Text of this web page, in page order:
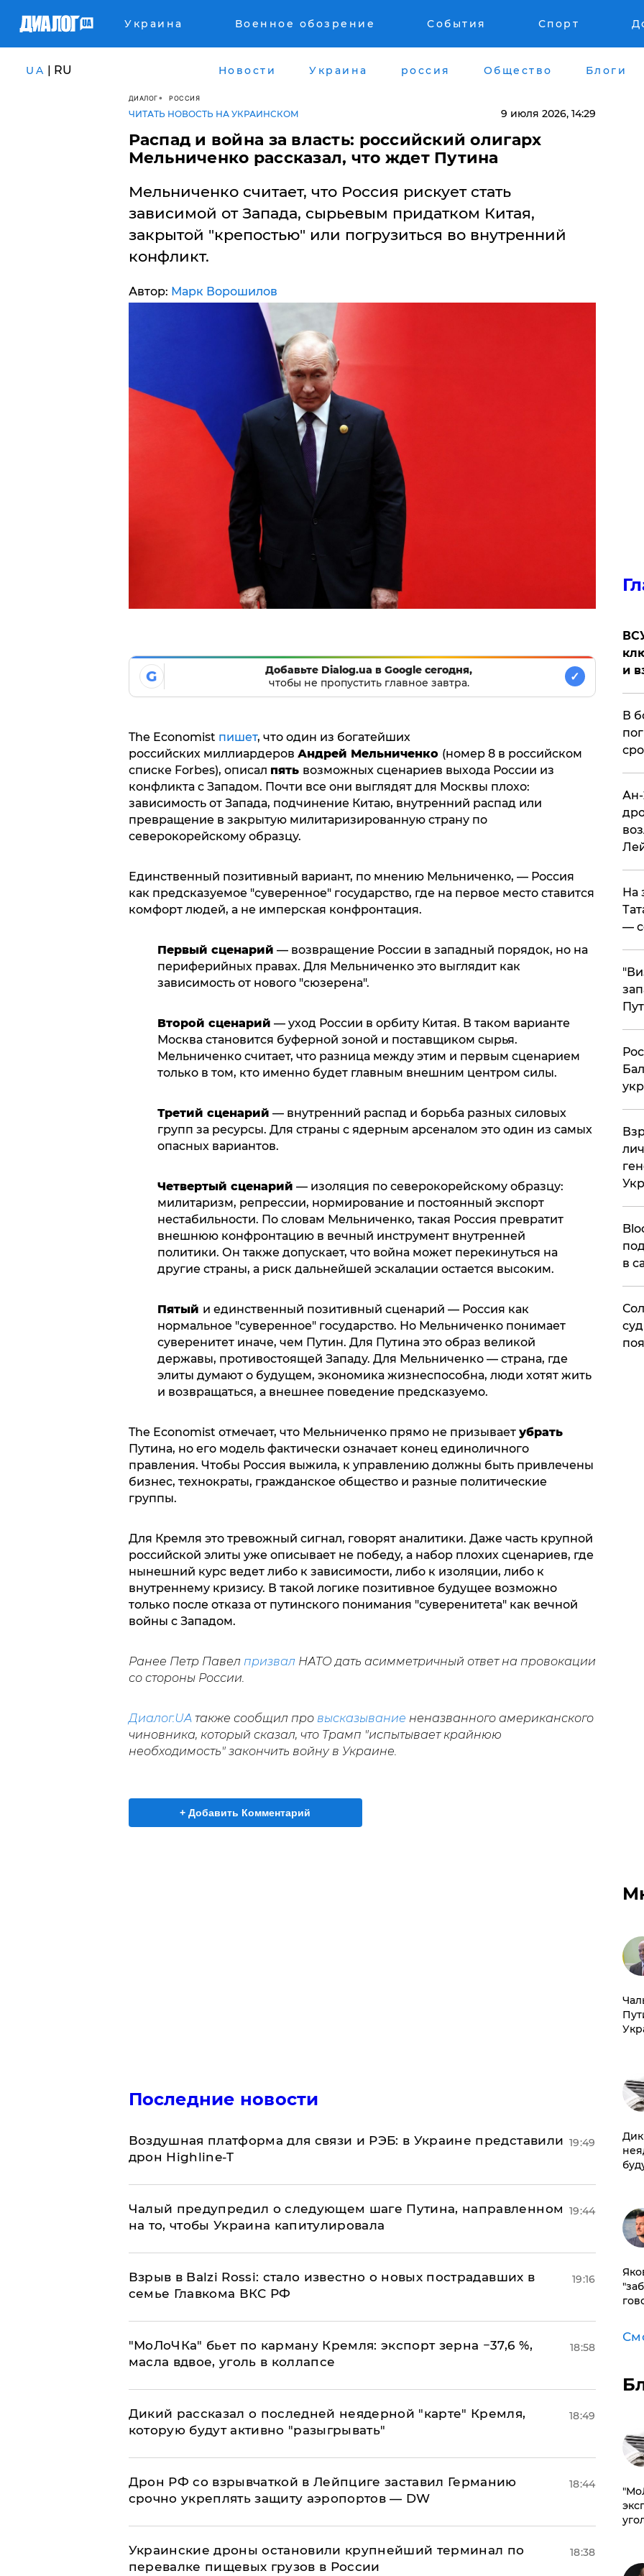
Украина Военное обозрение События Спорт
UA | RU Новости Украина россия Общество Блоги
ДИАЛОГ РОССИЯ
ЧИТАТЬ НОВОСТЬ НА УКРАИНСКОМ 9 июля 2026, 14:29
Распад и война за власть: российский олигарх
Мельниченко рассказал, что ждет Путина
Мельниченко считает, что Россия рискует стать
зависимой от Запада, сырьевым придатком Китая,
закрытой "крепостью" или погрузиться во внутренний
конфликт.
Автор: Марк Ворошилов
G
Добавьте Dialog.ua в Google сегодня,
чтобы не пропустить главное завтра.
✓
The Economist пишет, что один из богатейших
российских миллиардеров Андрей Мельниченко (номер 8 в российском
списке Forbes), описал пять возможных сценариев выхода России из
конфликта с Западом. Почти все они выглядят для Москвы плохо:
зависимость от Запада, подчинение Китаю, внутренний распад или
превращение в закрытую милитаризированную страну по
северокорейскому образцу.
Единственный позитивный вариант, по мнению Мельниченко, — Россия
как предсказуемое "суверенное" государство, где на первое место ставится
комфорт людей, а не имперская конфронтация.
Первый сценарий — возвращение России в западный порядок, но на
периферийных правах. Для Мельниченко это выглядит как
зависимость от нового "сюзерена".
Второй сценарий — уход России в орбиту Китая. В таком варианте
Москва становится буферной зоной и поставщиком сырья.
Мельниченко считает, что разница между этим и первым сценарием
только в том, кто именно будет главным внешним центром силы.
Третий сценарий — внутренний распад и борьба разных силовых
групп за ресурсы. Для страны с ядерным арсеналом это один из самых
опасных вариантов.
Четвертый сценарий — изоляция по северокорейскому образцу:
милитаризм, репрессии, нормирование и постоянный экспорт
нестабильности. По словам Мельниченко, такая Россия превратит
внешнюю конфронтацию в вечный инструмент внутренней
политики. Он также допускает, что война может перекинуться на
другие страны, а риск дальнейшей эскалации остается высоким.
Пятый и единственный позитивный сценарий — Россия как
нормальное "суверенное" государство. Но Мельниченко понимает
суверенитет иначе, чем Путин. Для Путина это образ великой
державы, противостоящей Западу. Для Мельниченко — страна, где
элиты думают о будущем, экономика жизнеспособна, люди хотят жить
и возвращаться, а внешнее поведение предсказуемо.
The Economist отмечает, что Мельниченко прямо не призывает убрать
Путина, но его модель фактически означает конец единоличного
правления. Чтобы Россия выжила, к управлению должны быть привлечены
бизнес, технократы, гражданское общество и разные политические
группы.
Для Кремля это тревожный сигнал, говорят аналитики. Даже часть крупной
российской элиты уже описывает не победу, а набор плохих сценариев, где
нынешний курс ведет либо к зависимости, либо к изоляции, либо к
внутреннему кризису. В такой логике позитивное будущее возможно
только после отказа от путинского понимания "суверенитета" как вечной
войны с Западом.
Ранее Петр Павел призвал НАТО дать асимметричный ответ на провокации
со стороны России.
Диалог.UAтакже сообщил про высказывание неназванного американского
чиновника, который сказал, что Трамп "испытывает крайнюю
необходимость" закончить войну в Украине.
+ Добавить Комментарий
Последние новости
Воздушная платформа для связи и РЭБ: в Украине представили
дрон Highline-T
19:49
Чалый предупредил о следующем шаге Путина, направленном
на то, чтобы Украина капитулировала
19:44
Взрыв в Balzi Rossi: стало известно о новых пострадавших в
семье Главкома ВКС РФ
19:16
​"МоЛоЧКа" бьет по карману Кремля: экспорт зерна −37,6 %,
масла вдвое, уголь в коллапсе
18:58
Дикий рассказал о последней неядерной "карте" Кремля,
которую будут активно "разыгрывать"
18:49
​Дрон РФ со взрывчаткой в Лейпциге заставил Германию
срочно укреплять защиту аэропортов — DW
18:44
Украинские дроны остановили крупнейший терминал по
перевалке пищевых грузов в России
18:38
и
В
Ан-
На
—
в